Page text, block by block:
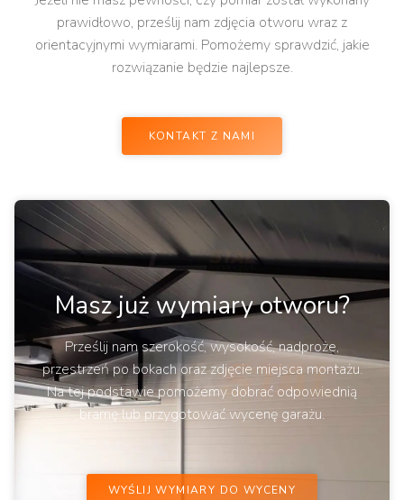
prawidłowo, prześlij nam zdjęcia otworu wraz z
orientacyjnymi wymiarami. Pomożemy sprawdzić, jakie
rozwiązanie będzie najlepsze.
KONTAKT Z NAMI
Masz już wymiary otworu?
Prześlij nam szerokość, wysokość, nadproże,
przestrzeń po bokach oraz zdjęcie miejsca montażu.
Na tej podstawie pomożemy dobrać odpowiednią
bramę lub przygotować wycenę garażu.
WYŚLIJ WYMIARY DO WYCENY